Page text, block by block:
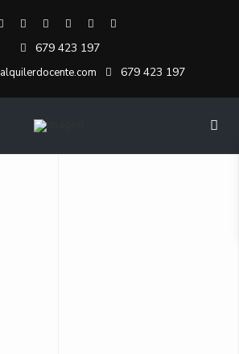
679 423 197
679 423 197